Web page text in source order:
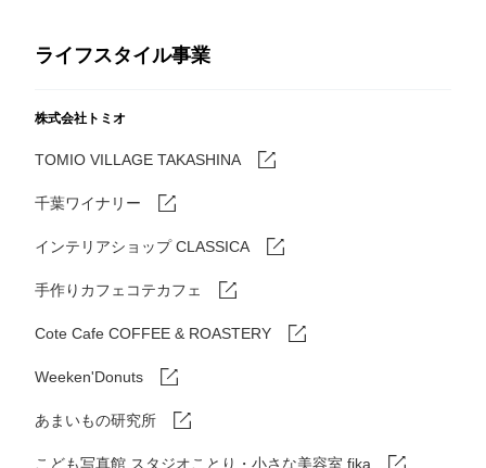
ライフスタイル事業
株式会社トミオ
TOMIO VILLAGE TAKASHINA
千葉ワイナリー
インテリアショップ CLASSICA
手作りカフェコテカフェ
Cote Cafe COFFEE & ROASTERY
Weeken'Donuts
あまいもの研究所
こども写真館 スタジオことり・小さな美容室 fika